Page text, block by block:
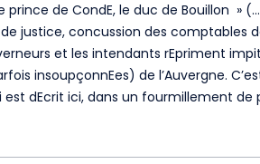
de CondE, le duc de Bouillon »
justice, concussion des comptables
et les intendants rEpriment
insoupçonnEes) de l’Auvergne.
dEcrit ici, dans un fourmillement